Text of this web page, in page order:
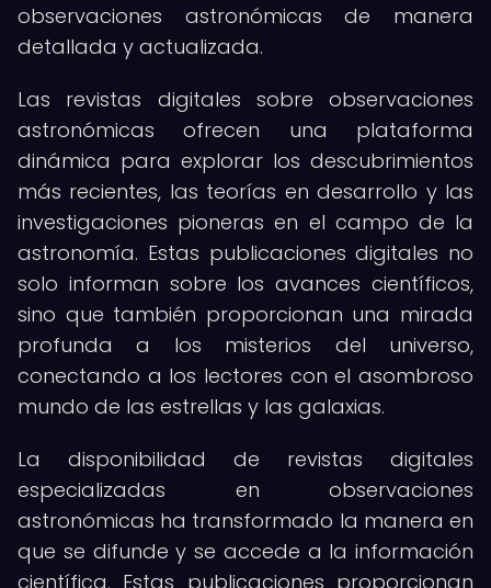
observaciones astronómicas de manera
detallada y actualizada.
Las revistas digitales sobre observaciones
astronómicas ofrecen una plataforma
dinámica para explorar los descubrimientos
más recientes, las teorías en desarrollo y las
investigaciones pioneras en el campo de la
astronomía. Estas publicaciones digitales no
solo informan sobre los avances científicos,
sino que también proporcionan una mirada
profunda a los misterios del universo,
conectando a los lectores con el asombroso
mundo de las estrellas y las galaxias.
La disponibilidad de revistas digitales
especializadas en observaciones
astronómicas ha transformado la manera en
que se difunde y se accede a la información
científica. Estas publicaciones proporcionan